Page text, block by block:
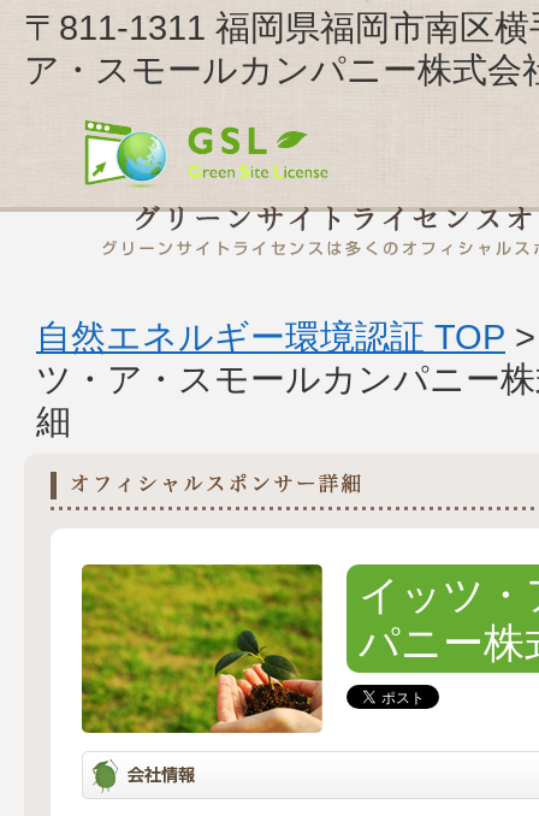
〒811-1311 福岡県福岡市南区
ア・スモールカンパニー株式会
自然エネルギー環境認証 TOP
ツ・ア・スモールカンパニー
細
イッツ
パニー株